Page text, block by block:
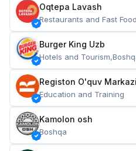
Oqtepa Lavash
Restaurants and Fast Food
Burger King Uzb
Hotels and
Registon O'quv Markazi
Education and Training
Kamolon osh
Boshqa